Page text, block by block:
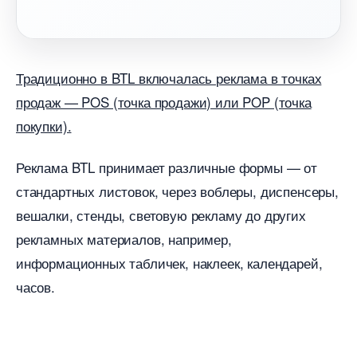
Традиционно в BTL включалась реклама в точках
продаж — POS (точка продажи) или POP (точка
покупки).
Реклама BTL принимает различные формы — от
стандартных листовок, через воблеры, диспенсеры,
ешалки, стенды, световую рекламу до других
рекламных материалов, например,
информационных табличек, наклеек, календарей,
часов.